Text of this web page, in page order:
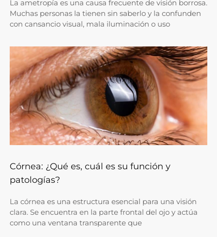
La ametropía es una causa frecuente de visión borrosa.
Muchas personas la tienen sin saberlo y la confunden
con cansancio visual, mala iluminación o uso
Córnea: ¿Qué es, cuál es su función y
patologías?
La córnea es una estructura esencial para una visión
clara. Se encuentra en la parte frontal del ojo y actúa
como una ventana transparente que